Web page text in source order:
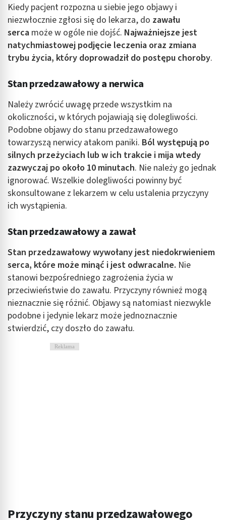
Kiedy pacjent rozpozna u siebie jego objawy i
niezwłocznie zgłosi się do lekarza, do zawału
serca może w ogóle nie dojść. Najważniejsze jest
natychmiastowej podjęcie leczenia oraz zmiana
trybu życia, który doprowadził do postępu choroby.
Stan przedzawałowy a nerwica
Należy zwrócić uwagę przede wszystkim na
okoliczności, w których pojawiają się dolegliwości.
Podobne objawy do stanu przedzawałowego
towarzyszą nerwicy atakom paniki. Ból występują po
silnych przeżyciach lub w ich trakcie i mija wtedy
zazwyczaj po około 10 minutach. Nie należy go jednak
ignorować. Wszelkie dolegliwości powinny być
skonsultowane z lekarzem w celu ustalenia przyczyny
ich wystąpienia.
Stan przedzawałowy a zawał
Stan przedzawałowy wywołany jest niedokrwieniem
serca, które może minąć i jest odwracalne. Nie
stanowi bezpośredniego zagrożenia życia w
przeciwieństwie do zawału. Przyczyny również mogą
nieznacznie się różnić. Objawy są natomiast niezwykle
podobne i jedynie lekarz może jednoznacznie
stwierdzić, czy doszło do zawału.
Reklama
Przyczyny stanu przedzawałowego